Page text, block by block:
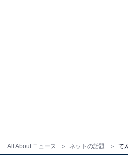
All About ニュース ネットの話題